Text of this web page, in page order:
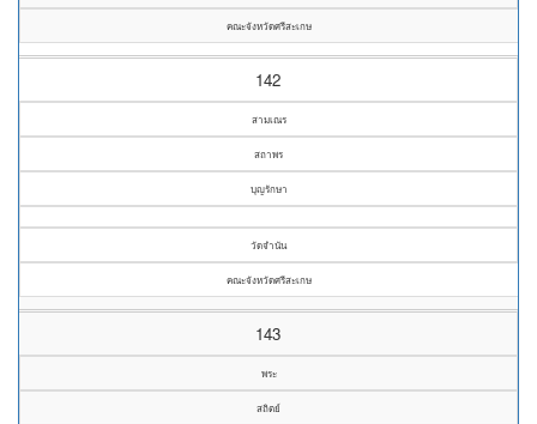
คณะจังหวัดศรีสะเกษ
142
สามเณร
สถาพร
บุญรักษา
วัดจำนัน
คณะจังหวัดศรีสะเกษ
143
พระ
สถิตย์